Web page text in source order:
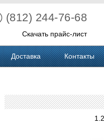
(812) 244-76-68
Скачать прайс-лист
Доставка Контакты